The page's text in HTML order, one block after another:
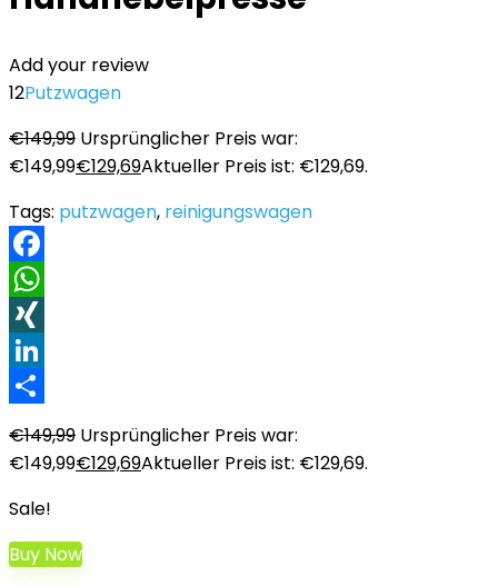
Add your review
12Putzwagen
€149,99 Ursprünglicher Preis war:
€149,99€129,69Aktueller Preis ist: €129,69.
Tags: putzwagen, reinigungswagen
Facebook
WhatsApp
XING
LinkedIn
€149,99 Ursprünglicher Preis war:
€149,99€129,69Aktueller Preis ist: €129,69.
Sale!
Buy Now